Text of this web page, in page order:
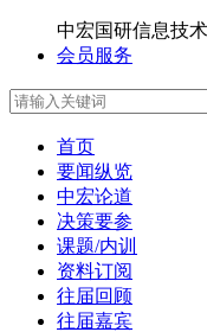
中宏国研信息技
会员服务
首页
要闻纵览
中宏论道
决策要参
课题/内训
资料订阅
往届回顾
往届嘉宾